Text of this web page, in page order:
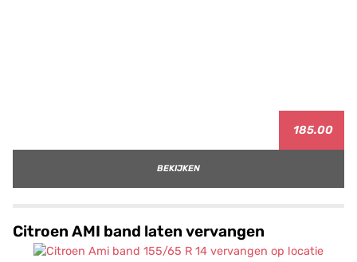
185.00
BEKIJKEN
Citroen AMI band laten vervangen